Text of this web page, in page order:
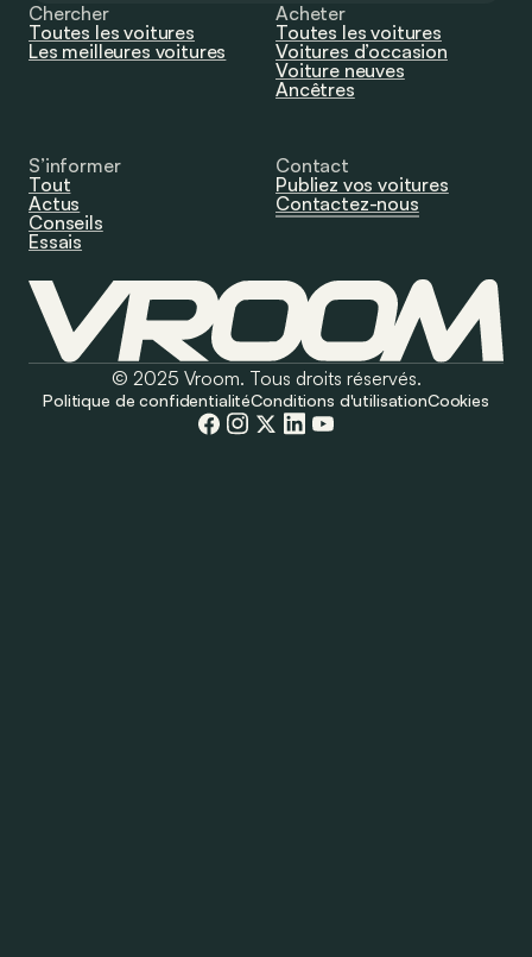
Chercher
Toutes les voitures
Les meilleures voitures
Acheter
Toutes les voitures
Voitures d’occasion
Voiture neuves
Ancêtres
S’informer
Tout
Actus
Conseils
Essais
Contact
Publiez vos voitures
Contactez-nous
© 2025 Vroom. Tous droits réservés.
Politique de confidentialitéConditions d'utilisationCookies